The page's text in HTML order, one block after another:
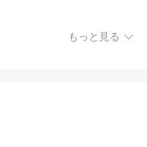
もっと見る